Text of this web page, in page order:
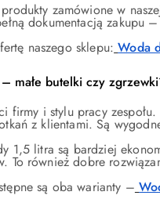
zamówione w
dokumentacją zakupu
naszego sklepu: Woda
małe butelki czy
firmy i stylu pracy
z klientami. Są
1,5 litra są bardziej
To również dobre
są oba warianty –